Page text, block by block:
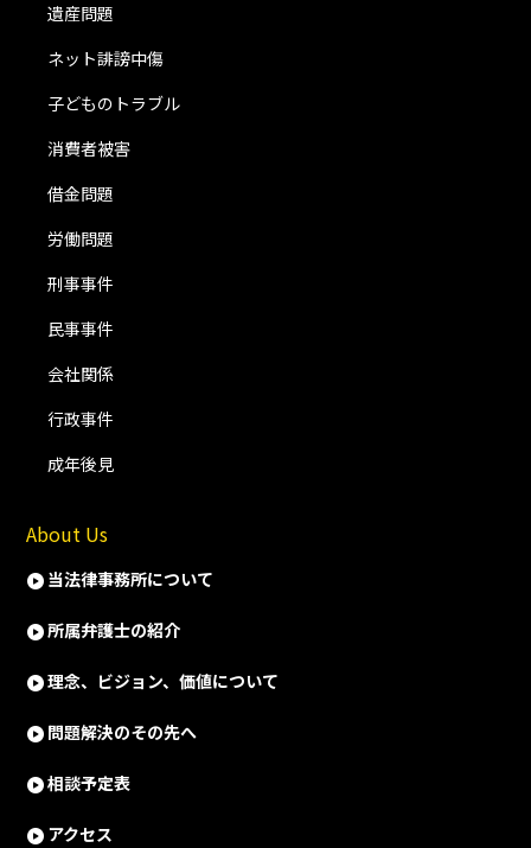
遺産問題
ネット誹謗中傷
子どものトラブル
消費者被害
借金問題
労働問題
刑事事件
民事事件
会社関係
行政事件
成年後見
About Us
当法律事務所について
所属弁護士の紹介
理念、ビジョン、価値について
問題解決のその先へ
相談予定表
アクセス